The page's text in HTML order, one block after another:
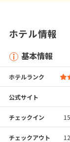
ホテル情報
基本情報
ホテルランク
公式サイト
チェックイン
チェックアウト